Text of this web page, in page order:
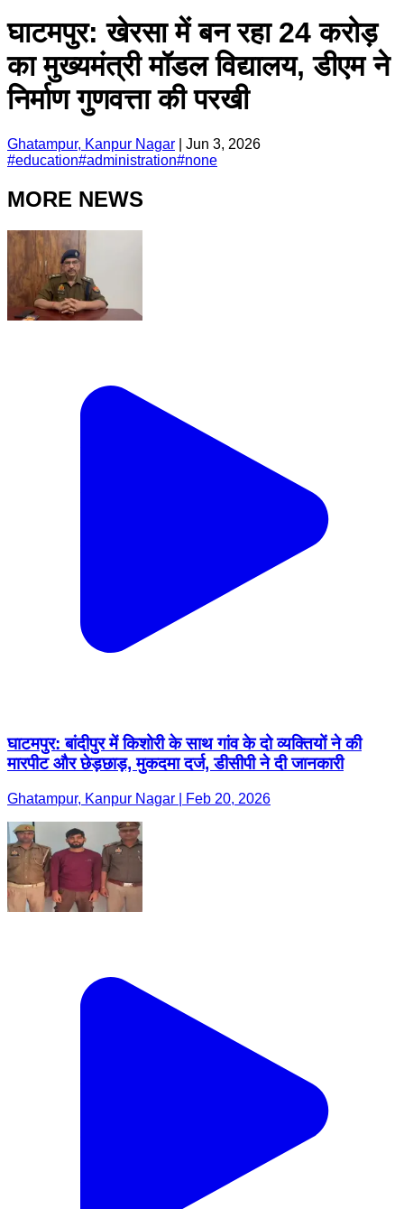
घाटमपुर: खेरसा में बन रहा 24 करोड़
का मुख्यमंत्री मॉडल विद्यालय, डीएम ने
निर्माण गुणवत्ता की परखी
Ghatampur, Kanpur Nagar
Jun 3, 2026
#education#administration#none
MORE NEWS
घाटमपुर: बांदीपुर में किशोरी के साथ गांव के दो व्यक्तियों ने की
मारपीट और छेड़छाड़, मुकदमा दर्ज, डीसीपी ने दी जानकारी
Ghatampur, Kanpur Nagar | Feb 20, 2026